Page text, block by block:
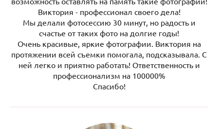
Виктория - профессионал своего дела!
Мы делали фотосессию 30 минут, но радость и
счастье от таких фото на долгие годы!
Очень красивые, яркие фотографии. Виктория на
протяжении всей съемки помогала, подсказывала. С
ней легко и приятно работать! Ответственность и
профессионализм на 100000%
Спасибо!